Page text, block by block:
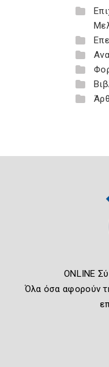
ONLINE
Όλα όσα αφορούν